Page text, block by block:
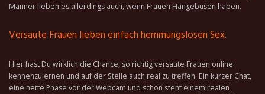
Männer lieben es allerdings auch, wenn Frauen Hängebusen haben.
Versaute Frauen lieben einfach hemmungslosen Sex.
Hier hast Du wirklich die Chance, so richtig versaute Frauen online
kennenzulernen und auf der Stelle auch real zu treffen. Ein kurzer Chat,
eine nette Phase vor der Webcam und schon steht einem realen